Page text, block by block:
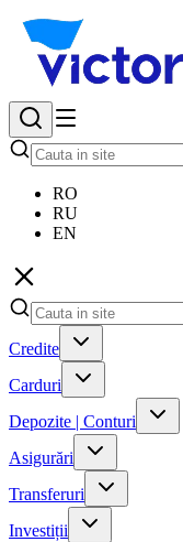
RO
RU
EN
Credite
Carduri
Depozite | Conturi
Asigurări
Transferuri
Investiții